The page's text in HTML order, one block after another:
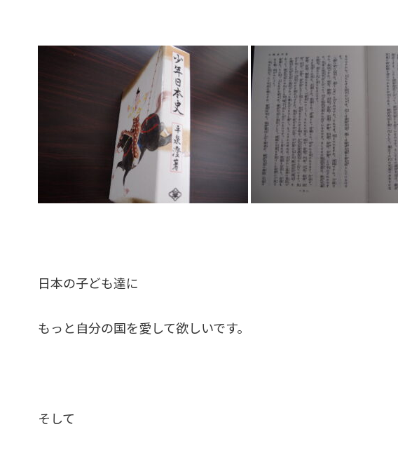
日本の子ども達に
もっと自分の国を愛して欲しいです。
そして